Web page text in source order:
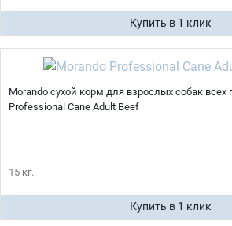
Купить в 1 клик
Morando сухой корм для взрослых собак всех
Professional Cane Adult Beef
15 кг.
Купить в 1 клик